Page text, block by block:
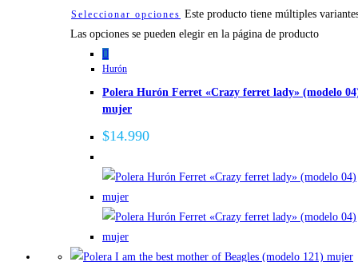
Seleccionar opciones Este producto tiene múltiples
Las opciones se pueden elegir en la página de producto
Hurón
Polera Hurón Ferret «Crazy ferret lady» (modelo
mujer
$14.990